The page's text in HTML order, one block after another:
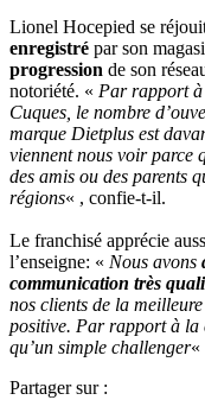
Lionel Hocepied se
enregistré par son
progression de son
notoriété. « Par rapport à
Cuques, le nombre
marque Dietplus est
viennent nous voir parce
des amis ou des parents
régions« , confie-t-il.
Le franchisé apprécie
l’enseigne: « Nous avons
communication très
nos clients de la
positive. Par rapport à la
qu’un simple challenger«
Partager sur :